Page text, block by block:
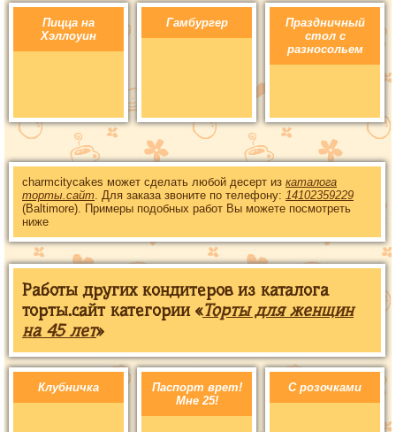
Пицца на
Хэллоуин
Гамбургер
Праздничный
стол с
разносольем
charmcitycakes может сделать любой десерт из каталога
торты.сайт . Для заказа звоните по телефону: 14102359229
(Baltimore). Примеры подобных работ Вы можете посмотреть
ниже
Работы других кондитеров из каталога
торты.сайт категории «Торты для женщин
на 45 лет»
Клубничка
Паспорт врет!
Мне 25!
С розочками